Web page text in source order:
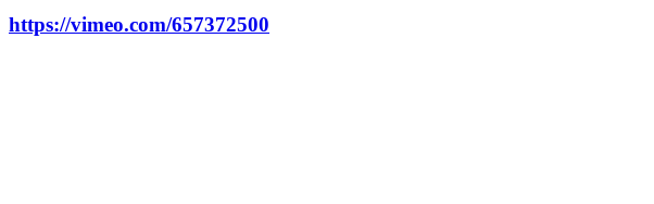
https://vimeo.com/657372500